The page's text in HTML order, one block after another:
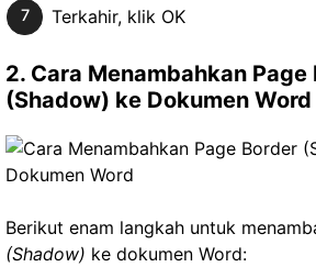
Terkahir, klik OK
2. Cara Menambahkan Page
(Shadow) ke Dokumen Word
Berikut enam langkah untuk
(Shadow) ke dokumen Word: